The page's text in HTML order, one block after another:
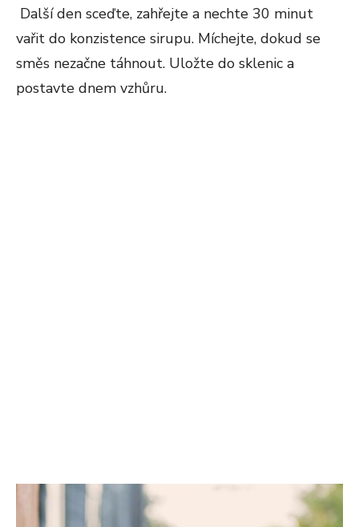
Další den sceďte, zahřejte a nechte 30 minut
vařit do konzistence sirupu. Míchejte, dokud se
směs nezačne táhnout. Uložte do sklenic a
postavte dnem vzhůru.